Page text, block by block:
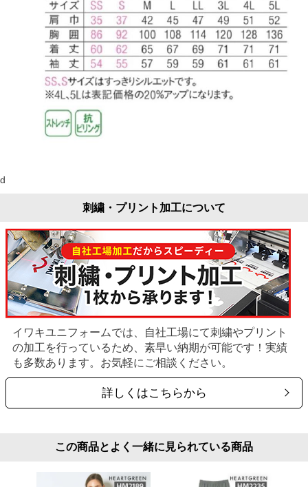
d
刺繍・プリント加工について
イワキユニフォームでは、自社工場にて刺繍やプリント
の加工を行っているため、素早い納期が可能です！実績
も多数あります。お気軽にご相談ください。
詳しくはこちらから
この商品とよく一緒に見られている商品